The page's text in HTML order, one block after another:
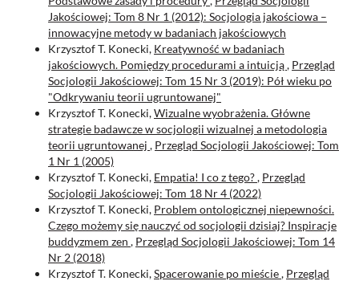
Jakościowej: Tom 8 Nr 1 (2012): Socjologia jakościowa –
innowacyjne metody w badaniach jakościowych
Krzysztof T. Konecki, Kreatywność w badaniach
jakościowych. Pomiędzy procedurami a intuicją, Przegląd
Socjologii Jakościowej: Tom 15 Nr 3 (2019): Pół wieku po
"Odkrywaniu teorii ugruntowanej"
Krzysztof T. Konecki,Wizualne wyobrażenia. Główne
strategie badawcze w socjologii wizualnej a metodologia
teorii ugruntowanej , Przegląd Socjologii Jakościowej: Tom
1 Nr 1 (2005)
Krzysztof T. Konecki, Empatia! I co z tego?, Przegląd
Socjologii Jakościowej: Tom 18 Nr 4 (2022)
Krzysztof T. Konecki, Problem ontologicznej niepewności.
Czego możemy się nauczyć od socjologii dzisiaj? Inspiracje
buddyzmem zen , Przegląd Socjologii Jakościowej: Tom 14
Nr 2 (2018)
Krzysztof T. Konecki,Spacerowanie po mieście, Przegląd